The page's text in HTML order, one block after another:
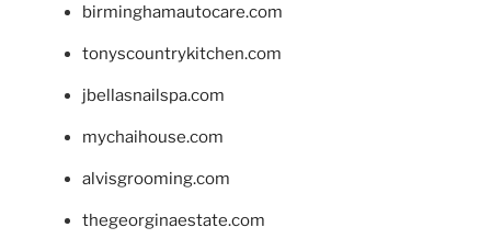
birminghamautocare.com
tonyscountrykitchen.com
jbellasnailspa.com
mychaihouse.com
alvisgrooming.com
thegeorginaestate.com